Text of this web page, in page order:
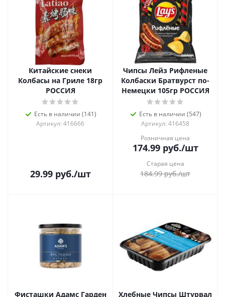
Китайские снеки
Колбасы на Гриле 18гр
РОССИЯ
Есть в наличии (141)
Артикул: 416666
29.99руб./шт
Чипсы Лейз Рифленые
Колбаски Братвурст по-
Немецки 105гр РОССИЯ
Есть в наличии (547)
Артикул: 416458
Розничная цена
174.99руб./шт
Старая цена
184.99руб./шт
Фисташки Адамс Гарден Хлебные Чипсы Штурвал